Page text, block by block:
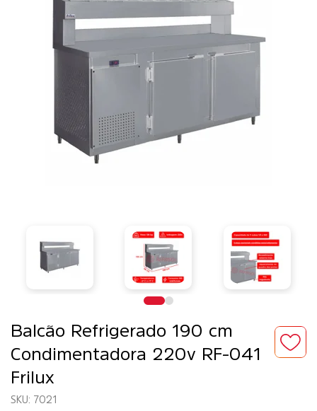
Balcão Refrigerado 190 cm
Condimentadora 220v RF-041
Frilux
7021